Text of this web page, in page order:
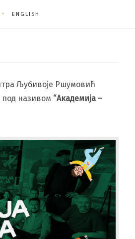
ENGLISH
Љубивоје Ршумовић
под називом “Академија –